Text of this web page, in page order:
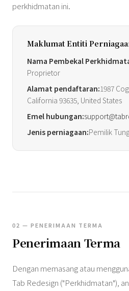
perkhidmatan ini.
Maklumat Entiti
Nama Pembekal
Proprietor
Alamat pendaftaran:1987
California 93635, United States
Emel hubungan:
Jenis perniagaan:Pemilik
02 — PENERIMAAN TERMA
Penerimaan Terma
Dengan memasang atau
Tab Redesign ("Perkhidmatan"),